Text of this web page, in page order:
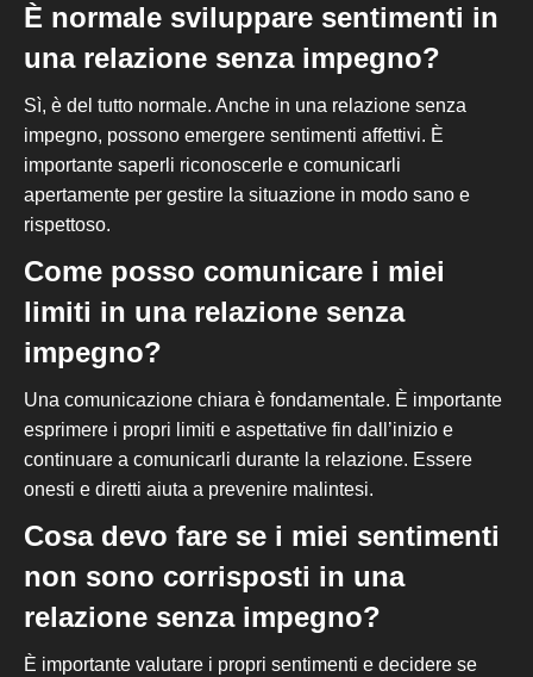
È normale sviluppare sentimenti in
una relazione senza impegno?
Sì, è del tutto normale. Anche in una relazione senza
impegno, possono emergere sentimenti affettivi. È
importante saperli riconoscerle e comunicarl i
apertamente per gestire la situazione in modo sano e
rispettoso.
Come posso comunicare i miei
limiti in una relazione senza
impegno?
Una comunicazione chiara è fondamentale. È importante
esprimere i propri limiti e aspettative fin dall’inizio e
continuare a comunicarli durante la relazione. Essere
onesti e diretti aiuta a prevenire malintesi.
Cosa devo fare se i miei sentimenti
non sono corrisposti in una
relazione senza impegno?
È importante valutare i propri sentimenti e decidere se